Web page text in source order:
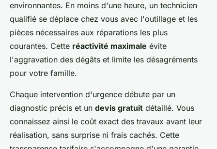
environnantes. En moins d'une heure, un technicien
qualifié se déplace chez vous avec l'outillage et les
pièces nécessaires aux réparations les plus
courantes. Cette réactivité maximale évite
l'aggravation des dégâts et limite les désagréments
pour votre famille.
Chaque intervention d'urgence débute par un
diagnostic précis et un devis gratuit détaillé. Vous
connaissez ainsi le coût exact des travaux avant leur
réalisation, sans surprise ni frais cachés. Cette